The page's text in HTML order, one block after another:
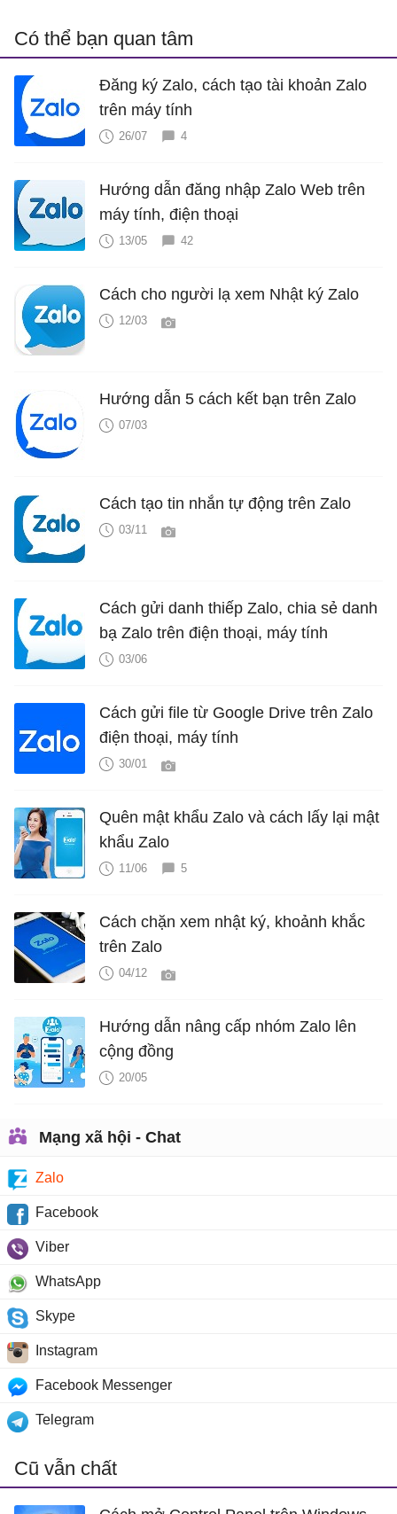
Có thể bạn quan tâm
Đăng ký Zalo, cách tạo tài khoản Zalo
trên máy tính
26/07 4
Hướng dẫn đăng nhập Zalo Web trên
máy tính, điện thoại
13/05 42
Cách cho người lạ xem Nhật ký Zalo
12/03
Hướng dẫn 5 cách kết bạn trên Zalo
07/03
Cách tạo tin nhắn tự động trên Zalo
03/11
Cách gửi danh thiếp Zalo, chia sẻ danh
bạ Zalo trên điện thoại, máy tính
03/06
Cách gửi file từ Google Drive trên Zalo
điện thoại, máy tính
30/01
Quên mật khẩu Zalo và cách lấy lại mật
khẩu Zalo
11/06 5
Cách chặn xem nhật ký, khoảnh khắc
trên Zalo
04/12
Hướng dẫn nâng cấp nhóm Zalo lên
cộng đồng
20/05
Mạng xã hội - Chat
Zalo
Facebook
Viber
WhatsApp
Skype
Instagram
Facebook Messenger
Telegram
Cũ vẫn chất